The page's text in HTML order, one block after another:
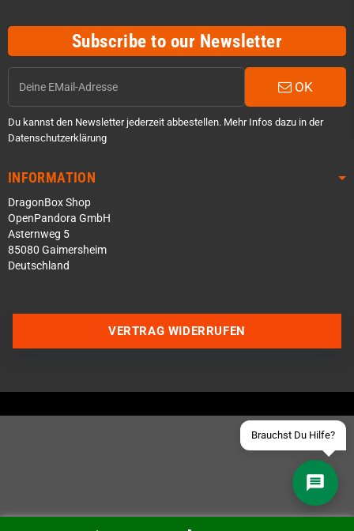
Subscribe to our Newsletter
OK
Du kannst den Newsletter jederzeit abbestellen. Mehr Infos dazu in der
Datenschutzerklärung
INFORMATION
DragonBox Shop
OpenPandora GmbH
Asternweg 5
85080 Gaimersheim
Deutschland
Brauchst Du Hilfe?
Schick uns eine eMail
VERTRAG WIDERRUFEN